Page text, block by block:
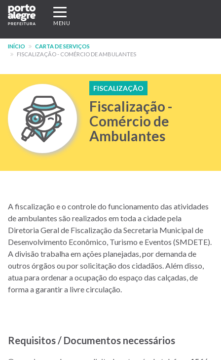
Pular
para
conteúdo
principal
Expandir/recolher
navegação
MENU
INÍCIO
CARTA DE SERVIÇOS
FISCALIZAÇÃO - COMÉRCIO DE AMBULANTES
FISCALIZAÇÃO
Fiscalização -
Comércio de
Ambulantes
A fiscalização e o controle do funcionamento das atividades
de ambulantes são realizados em toda a cidade pela
Diretoria Geral de Fiscalização da Secretaria Municipal de
Desenvolvimento Econômico, Turismo e Eventos (SMDETE).
A divisão trabalha em ações planejadas, por demanda de
outros órgãos ou por solicitação dos cidadãos. Além disso,
atua para ordenar a ocupação do espaço das calçadas, de
forma a garantir a livre circulação.
Requisitos / Documentos necessários